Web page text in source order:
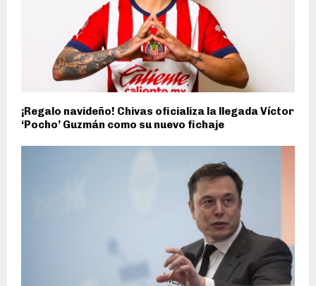
¡Regalo navideño! Chivas oficializa la llegada Víctor
‘Pocho’ Guzmán como su nuevo fichaje